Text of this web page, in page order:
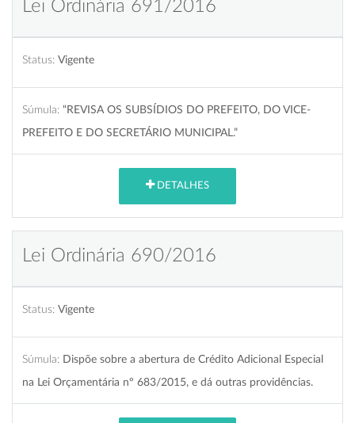
Lei Ordinária 691/2016
Status: Vigente
Súmula: “REVISA OS SUBSÍDIOS DO PREFEITO, DO VICE-
PREFEITO E DO SECRETÁRIO MUNICIPAL.”
DETALHES
Lei Ordinária 690/2016
Status: Vigente
Súmula: Dispõe sobre a abertura de Crédito Adicional Especial
na Lei Orçamentária nº 683/2015, e dá outras providências.